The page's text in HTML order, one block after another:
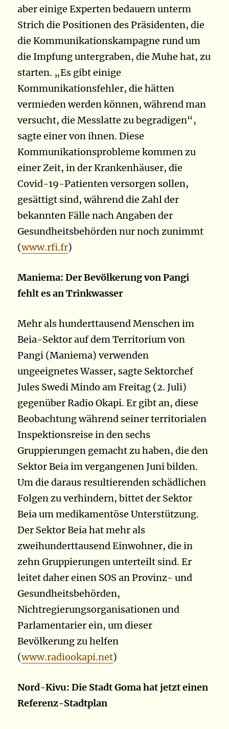
aber einige Experten bedauern unterm
Strich die Positionen des Präsidenten, die
die Kommunikationskampagne rund um
die Impfung untergraben, die Muhe hat, zu
starten. „Es gibt einige
Kommunikationsfehler, die hätten
vermieden werden können, während man
versucht, die Messlatte zu begradigen“,
sagte einer von ihnen. Diese
Kommunikationsprobleme kommen zu
einer Zeit, in der Krankenhäuser, die
Covid-19-Patienten versorgen sollen,
gesättigt sind, während die Zahl der
bekannten Fälle nach Angaben der
Gesundheitsbehörden nur noch zunimmt
(www.rfi.fr)
Maniema: Der Bevölkerung von Pangi
fehlt es an Trinkwasser
Mehr als hunderttausend Menschen im
Beia-Sektor auf dem Territorium von
Pangi (Maniema) verwenden
ungeeignetes Wasser, sagte Sektorchef
Jules Swedi Mindo am Freitag (2. Juli)
gegenüber Radio Okapi. Er gibt an, diese
Beobachtung während seiner territorialen
Inspektionsreise in den sechs
Gruppierungen gemacht zu haben, die den
Sektor Beia im vergangenen Juni bilden.
Um die daraus resultierenden schädlichen
Folgen zu verhindern, bittet der Sektor
Beia um medikamentöse Unterstützung.
Der Sektor Beia hat mehr als
zweihunderttausend Einwohner, die in
zehn Gruppierungen unterteilt sind. Er
leitet daher einen SOS an Provinz- und
Gesundheitsbehörden,
Nichtregierungsorganisationen und
Parlamentarier ein, um dieser
Bevölkerung zu helfen
(www.radiookapi.net)
Nord-Kivu: Die Stadt Goma hat jetzt einen
Referenz-Stadtplan